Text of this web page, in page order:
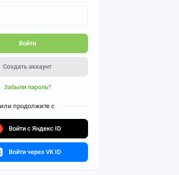
Войти
Создать аккаунт
Забыли пароль?
или продолжите с
Войти с Яндекс ID
Войти через VK ID